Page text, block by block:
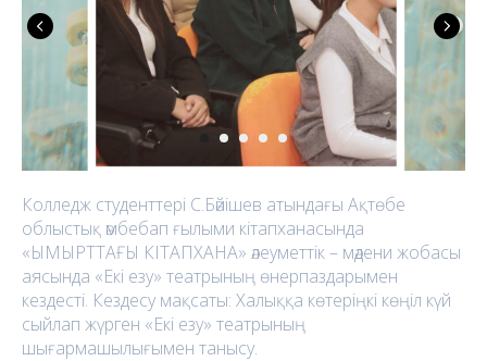
Колледж студенттері С.Бәйішев атындағы Ақтөбе
облыстық әмбебап ғылыми кітапханасында
«ЫМЫРТТАҒЫ КІТАПХАНА» әлеуметтік – мәдени жобасы
аясында «Екі езу» театрының өнерпаздарымен
кездесті. Кездесу мақсаты: Халыққа көтеріңкі көңіл күй
сыйлап жүрген «Екі езу» театрының
шығармашылығымен танысу.